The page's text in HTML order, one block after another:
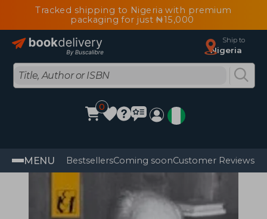
Tracked shipping to Nigeria with premium
packaging for just ₦15,000
Ship to
Nigeria
0
MENU BestsellersComing soonCustomer Reviews